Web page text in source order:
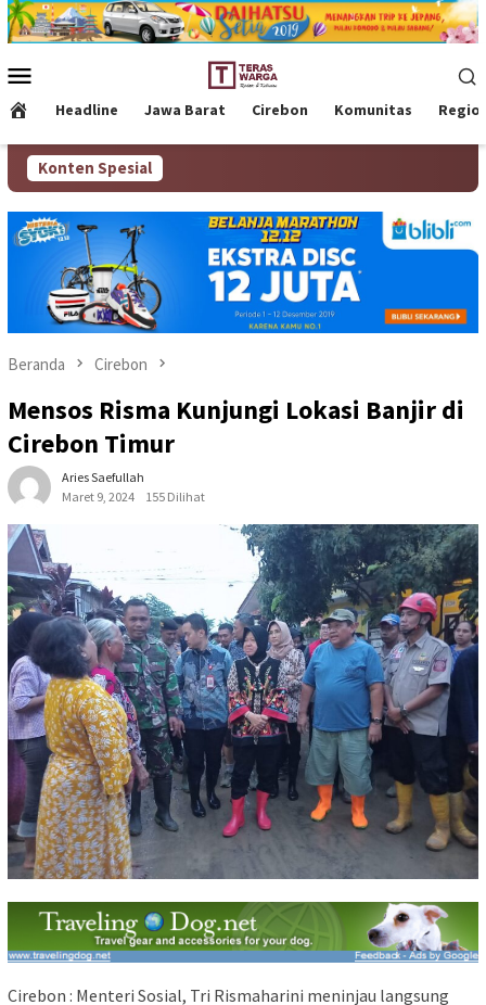
Loncat
ke
Mobile
Headline Jawa Barat Cirebon Komunitas
Konten Spesial
Beranda Cirebon
Mensos Risma Kunjungi Lokasi Banjir di
Cirebon Timur
Aries Saefullah
Maret 9, 2024
155 Dilihat
Cirebon : Menteri Sosial, Tri Rismaharini meninjau langsung